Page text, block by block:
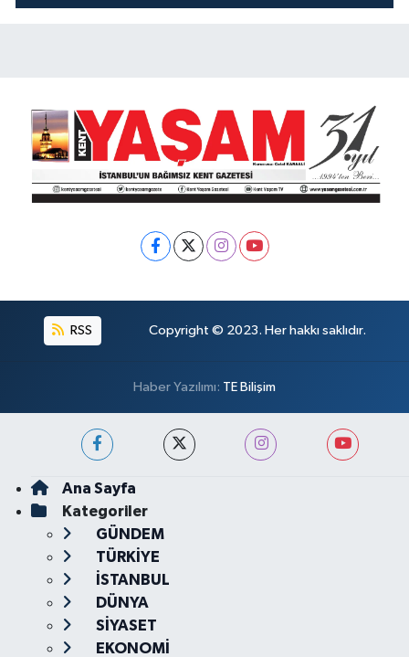
KOKUYOR!
RSS Copyright © 2023. Her hakkı saklıdır.
Haber Yazılımı: TE Bilişim
Ana Sayfa
Kategoriler
GÜNDEM
TÜRKİYE
İSTANBUL
DÜNYA
SİYASET
EKONOMİ